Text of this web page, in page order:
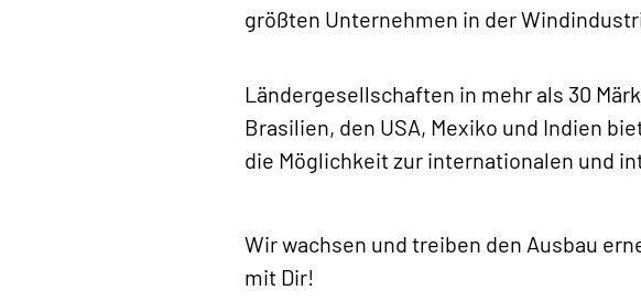
größten Unternehmen in der
Ländergesellschaften in mehr als 30
Brasilien, den USA, Mexiko und Indien
die Möglichkeit zur internationalen und
Wir wachsen und treiben den Ausbau
mit Dir!